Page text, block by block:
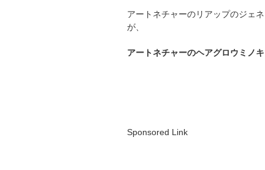
アートネチャーのリアップのジェ
が、
アートネチャーのヘアグロウミノ
Sponsored Link